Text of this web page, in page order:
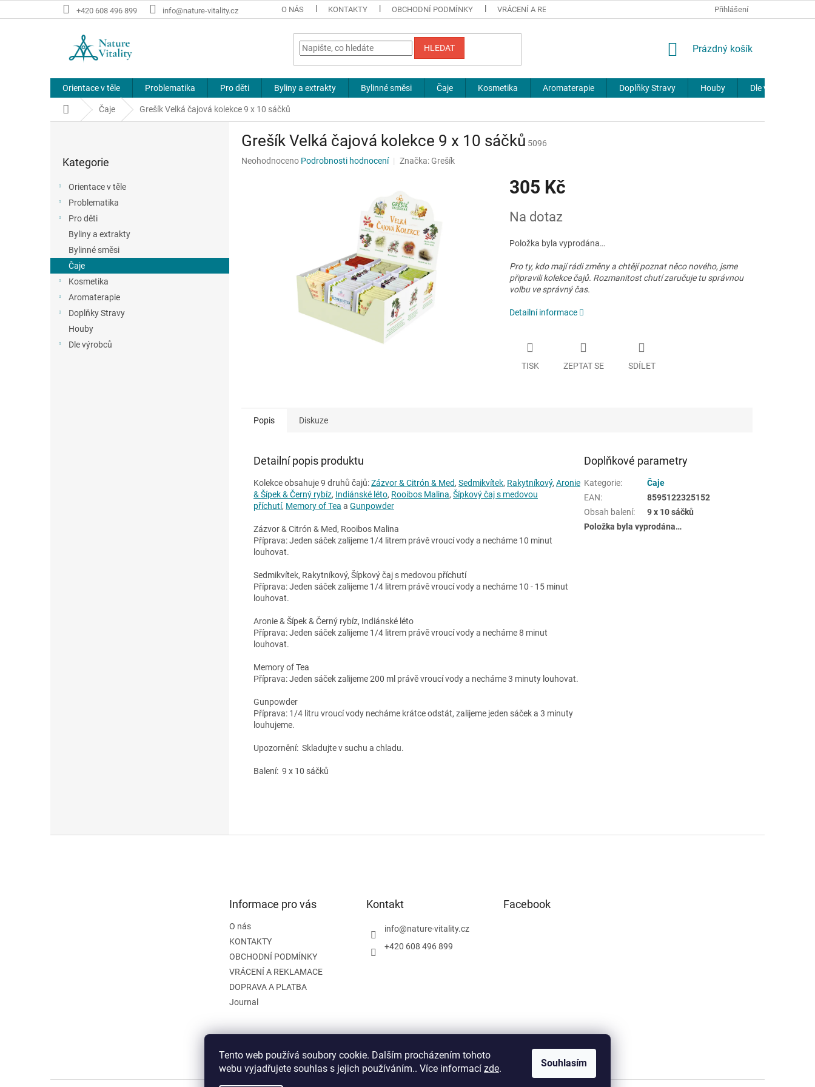
Tento web používá soubory cookie. Dalším procházením tohoto
webu vyjadřujete souhlas s jejich používáním.. Více informací zde. Souhlasím
na
+420 608 496 899 info@nature-vitality.cz O NÁS KONTAKTY OBCHODNÍ PODMÍNKY VRÁCENÍ A REKLAMACE JOURNAL
Přihlášení
HLEDAT
NÁKUPNÍ
Prázdný košík
Orientace v těle Problematika Pro děti Byliny a extrakty Bylinné směsi Čaje Kosmetika Aromaterapie Doplňky Stravy Houby Dle výrobců
Domů Čaje Grešík Velká čajová kolekce 9 x 10 sáčků
a
n
kategorie
Kategorie
Orientace v těle
Problematika
Pro děti
Byliny a extrakty
Bylinné směsi
Čaje
Kosmetika
Aromaterapie
Doplňky Stravy
Houby
Dle výrobců
Grešík Velká čajová kolekce 9 x 10 sáčků 5096
Průměrné
Neohodnoceno Podrobnosti hodnocení Značka: Grešík
305 Kč
cena:
Na dotaz
Položka byla vyprodána…
Pro ty, kdo mají rádi změny a chtějí poznat něco nového, jsme
připravili kolekce čajů. Rozmanitost chutí zaručuje tu správnou
volbu ve správný čas.
Detailní informace
TISK ZEPTAT SE SDÍLET
Popis Diskuze
Detailní popis produktu
Kolekce obsahuje 9 druhů čajů:Zázvor & Citrón & Med, Sedmikvítek, Rakytníkový, Aronie
& Šípek & Černý rybíz, Indiánské léto, Rooibos Malina, Šípkový čaj s medovou
příchutí, Memory of Tea a Gunpowder
Zázvor & Citrón & Med, Rooibos Malina
Příprava: Jeden sáček zalijeme 1/4 litrem právě vroucí vody a necháme 10 minut
louhovat.
Sedmikvítek, Rakytníkový, Šípkový čaj s medovou příchutí
Příprava: Jeden sáček zalijeme 1/4 litrem právě vroucí vody a necháme 10 - 15 minut
louhovat.
Aronie & Šípek & Černý rybíz, Indiánské léto
Příprava: Jeden sáček zalijeme 1/4 litrem právě vroucí vody a necháme 8 minut
louhovat.
Memory of Tea
Příprava: Jeden sáček zalijeme 200 ml právě vroucí vody a necháme 3 minuty louhovat.
Gunpowder
Příprava: 1/4 litru vroucí vody necháme krátce odstát, zalijeme jeden sáček a 3 minuty
louhujeme.
Upozornění: Skladujte v suchu a chladu.
Balení: 9 x 10 sáčků
Doplňkové parametry
Kategorie:
Čaje
EAN:
8595122325152
Obsah balení:
9 x 10 sáčků
Položka byla vyprodána…
Informace pro vás
O nás
KONTAKTY
OBCHODNÍ PODMÍNKY
VRÁCENÍ A REKLAMACE
DOPRAVA A PLATBA
Journal
Kontakt
info@nature-vitality.cz
+420 608 496 899
Facebook
Instagram Facebook